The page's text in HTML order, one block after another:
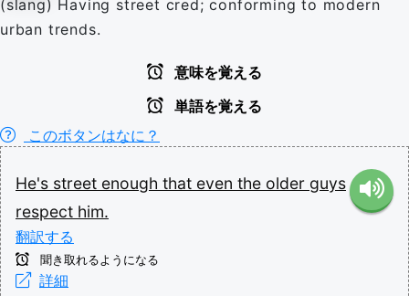
(slang) Having street cred; conforming to modern
urban trends.
意味を覚える
単語を覚える
このボタンはなに？
He's street enough that even the older guys
respect him.
翻訳する
聞き取れるようになる
詳細